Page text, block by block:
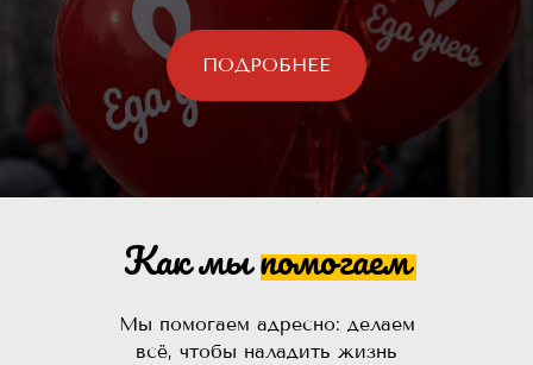
ПОДРОБНЕЕ
Как мы помогаем
Мы помогаем адресно: делаем
всё, чтобы наладить жизнь